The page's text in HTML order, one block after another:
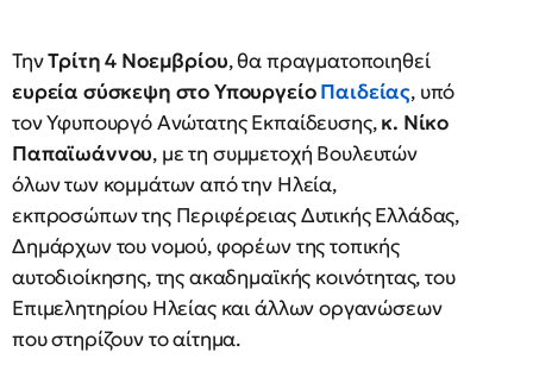
ΤηνΤρίτη 4 Νοεμβρίου, θα πραγματοποιηθεί
ευρεία σύσκεψη στο ΥπουργείοΠαιδείας, υπό
τον Υφυπουργό Ανώτατης Εκπαίδευσης,κ. Νίκο
Παπαϊωάννου, με τη συμμετοχή Βουλευτών
όλων των κομμάτων από την Ηλεία,
εκπροσώπων της Περιφέρειας Δυτικής Ελλάδας,
Δημάρχων του νομού, φορέων της τοπικής
αυτοδιοίκησης, της ακαδημαϊκής κοινότητας, του
Επιμελητηρίου Ηλείας και άλλων οργανώσεων
που στηρίζουν το αίτημα.